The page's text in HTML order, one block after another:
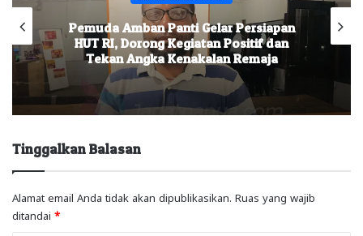
Pemuda Amban Panti Gelar Persiapan
HUT RI, Dorong Kegiatan Positif dan
Tekan Angka Kenakalan Remaja
Tinggalkan Balasan
Alamat email Anda tidak akan dipublikasikan. Ruas yang wajib
ditandai *